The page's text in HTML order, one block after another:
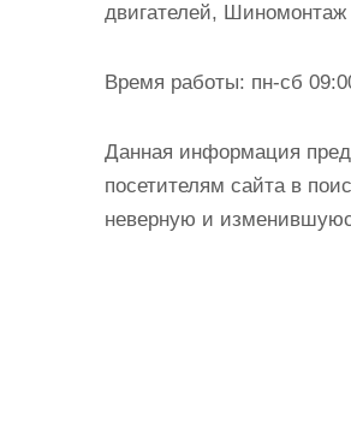
двигателей, Шиномонтаж
Время работы: пн-сб
Данная информация
посетителям сайта в
неверную и